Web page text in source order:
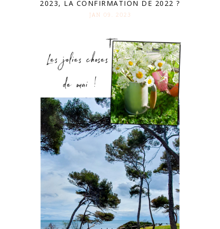
2023, LA CONFIRMATION DE 2022 ?
JAN 09. 2023